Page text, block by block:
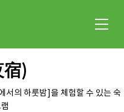
宿)
서의 하룻밤]을 체험할 수 있는 숙